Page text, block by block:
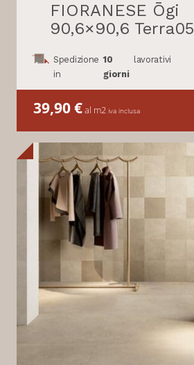
FIORANESE Ōgi
90,6×90,6 Terra05
Spedizione
in
10
giorni
lavorativi
39,90€al m2 iva inclusa